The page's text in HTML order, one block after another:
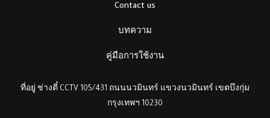
Contact us
บทความ
คู่มือการใช้งาน
ที่อยู่ ช่างตี๋ CCTV 105/431 ถนนนวมินทร์ แขวงนวมินทร์ เขตบึงกุ่ม
กรุงเทพฯ 10230